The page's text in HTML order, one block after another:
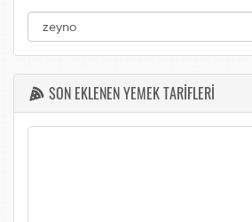
SON EKLENEN YEMEK TARİFLERİ